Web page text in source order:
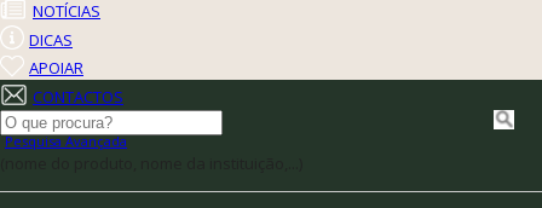
NOTÍCIAS
DICAS
APOIAR
CONTACTOS
Pesquisa Avançada